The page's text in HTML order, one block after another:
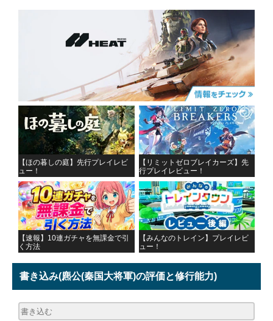
【ほの暮しの庭】先行プレイレビ
ュー！
【リミットゼロブレイカーズ】先
行プレイレビュー！
【速報】10連ガチャを無課金で引
く方法
【みんなのトレイン】プレイレビ
ュー！
書き込み(麃公(秦国大将軍)の評価と修行能力)